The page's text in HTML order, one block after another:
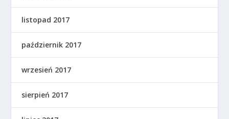
listopad 2017
październik 2017
wrzesień 2017
sierpień 2017